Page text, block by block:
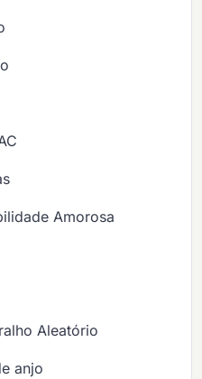
Amorosa
Aleatório
anjo